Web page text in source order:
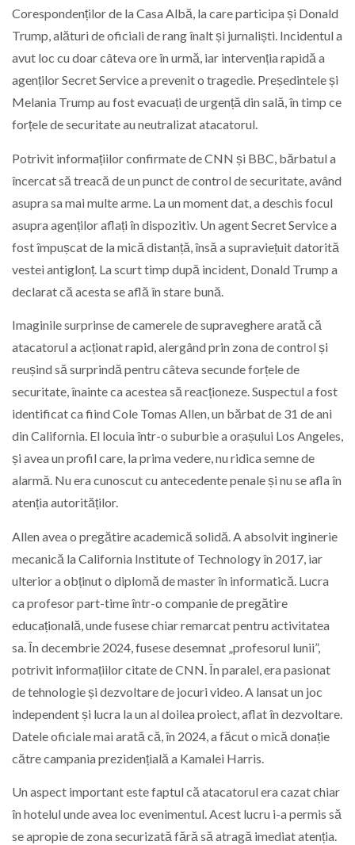
Corespondenților de la Casa Albă, la care participa și Donald
Trump, alături de oficiali de rang înalt și jurnaliști. Incidentul a
avut loc cu doar câteva ore în urmă, iar intervenția rapidă a
agenților Secret Service a prevenit o tragedie. Președintele și
Melania Trump au fost evacuați de urgență din sală, în timp ce
forțele de securitate au neutralizat atacatorul.
Potrivit informațiilor confirmate de CNN și BBC, bărbatul a
încercat să treacă de un punct de control de securitate, având
asupra sa mai multe arme. La un moment dat, a deschis focul
asupra agenților aflați în dispozitiv. Un agent Secret Service a
fost împușcat de la mică distanță, însă a supraviețuit datorită
vestei antiglonț. La scurt timp după incident, Donald Trump a
declarat că acesta se află în stare bună.
Imaginile surprinse de camerele de supraveghere arată că
atacatorul a acționat rapid, alergând prin zona de control și
reușind să surprindă pentru câteva secunde forțele de
securitate, înainte ca acestea să reacționeze. Suspectul a fost
identificat ca fiindCole Tomas Allen, un bărbat de 31 de ani
din California. El locuia într-o suburbie a orașului Los Angeles,
și avea un profil care, la prima vedere, nu ridica semne de
alarmă. Nu era cunoscut cu antecedente penale și nu se afla în
atenția autorităților.
Allen avea o pregătire academică solidă. A absolvit inginerie
mecanică laCalifornia Institute of Technologyîn 2017, iar
ulterior a obținut o diplomă de master în informatică. Lucra
ca profesor part-time într-o companie de pregătire
educațională, unde fusese chiar remarcat pentru activitatea
sa. În decembrie 2024, fusese desemnat „profesorul lunii”,
potrivit informațiilor citate de CNN. În paralel, era pasionat
de tehnologie și dezvoltare de jocuri video. A lansat un joc
independent și lucra la un al doilea proiect, aflat în dezvoltare.
Datele oficiale mai arată că, în 2024, a făcut o mică donație
către campania prezidențială a Kamalei Harris.
Un aspect important este faptul că atacatorul era cazat chiar
în hotelul unde avea loc evenimentul. Acest lucru i-a permis să
se apropie de zona securizată fără să atragă imediat atenția.